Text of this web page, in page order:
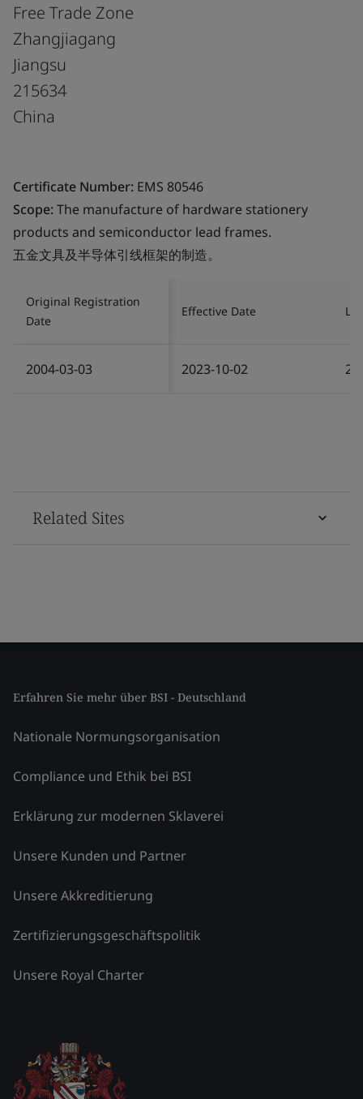
Free Trade Zone
Zhangjiagang
Jiangsu
215634
China
Certificate Number: EMS 80546
Scope:The manufacture of hardware stationery
products and semiconductor lead frames.
五金文具及半导体引线框架的制造。
Original Registration
Date
Effective Date
2004-03-03 2023-10-02
Related Sites
Erfahren Sie mehr über BSI - Deutschland
Nationale Normungsorganisation
Compliance und Ethik bei BSI
Erklärung zur modernen Sklaverei
Unsere Kunden und Partner
Unsere Akkreditierung
Zertifizierungsgeschäftspolitik
Unsere Royal Charter